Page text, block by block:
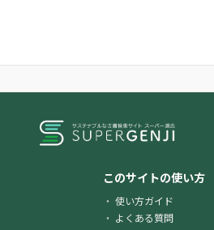
このサイトの使い方
使い方ガイド
よくある質問